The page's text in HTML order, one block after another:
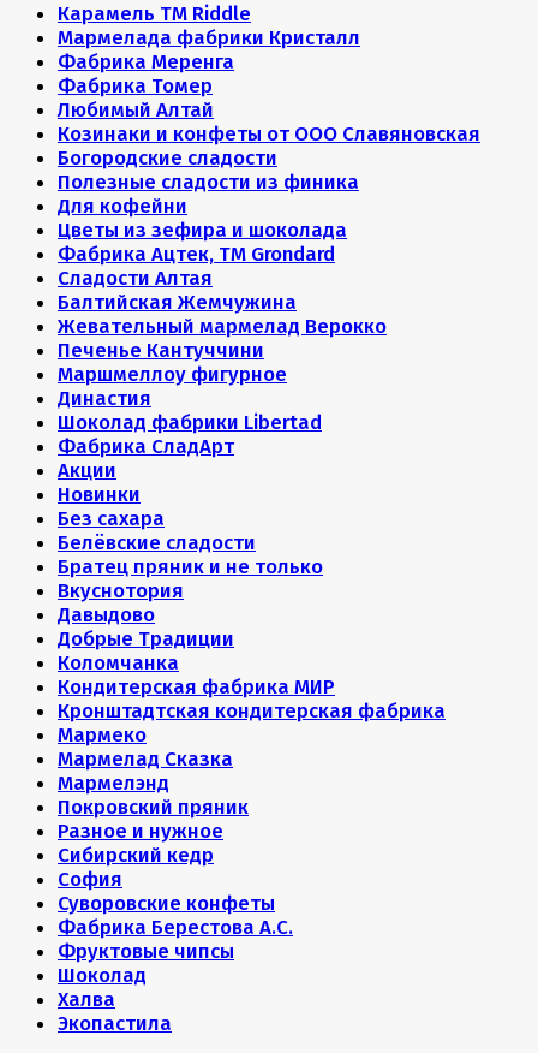
Карамель ТМ Riddle
Мармелада фабрики Кристалл
Фабрика Меренга
Фабрика Томер
Любимый Алтай
Козинаки и конфеты от ООО Славяновская
Богородские сладости
Полезные сладости из финика
Для кофейни
Цветы из зефира и шоколада
Фабрика Ацтек, ТМ Grondard
Сладости Алтая
Балтийская Жемчужина
Жевательный мармелад Верокко
Печенье Кантуччини
Маршмеллоу фигурное
Династия
Шоколад фабрики Libertad
Фабрика СладАрт
Акции
Новинки
Без сахара
Белёвские сладости
Братец пряник и не только
Вкуснотория
Давыдово
Добрые Традиции
Коломчанка
Кондитерская фабрика МИР
Кронштадтская кондитерская фабрика
Мармеко
Мармелад Сказка
Мармелэнд
Покровский пряник
Разное и нужное
Сибирский кедр
София
Суворовские конфеты
Фабрика Берестова А.С.
Фруктовые чипсы
Шоколад
Халва
Экопастила